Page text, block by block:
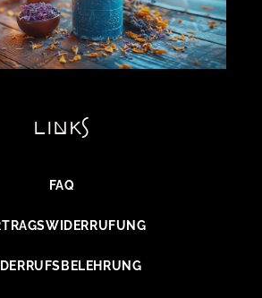
links
FAQ